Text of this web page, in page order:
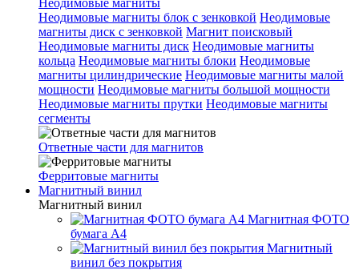
Неодимовые магниты
Неодимовые магниты блок с зенковкой Неодимовые
магниты диск с зенковкой Магнит поисковый
Неодимовые магниты диск Неодимовые магниты
кольца Неодимовые магниты блоки Неодимовые
магниты цилиндрические Неодимовые магниты малой
мощности Неодимовые магниты большой мощности
Неодимовые магниты прутки Неодимовые магниты
сегменты
Ответные части для магнитов
Ферритовые магниты
Магнитный винил
Магнитный винил
Магнитная ФОТО
бумага А4
Магнитный
винил без покрытия